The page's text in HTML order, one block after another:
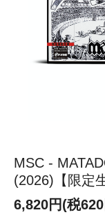
MSC -
(2026)【限定
6,820円(税